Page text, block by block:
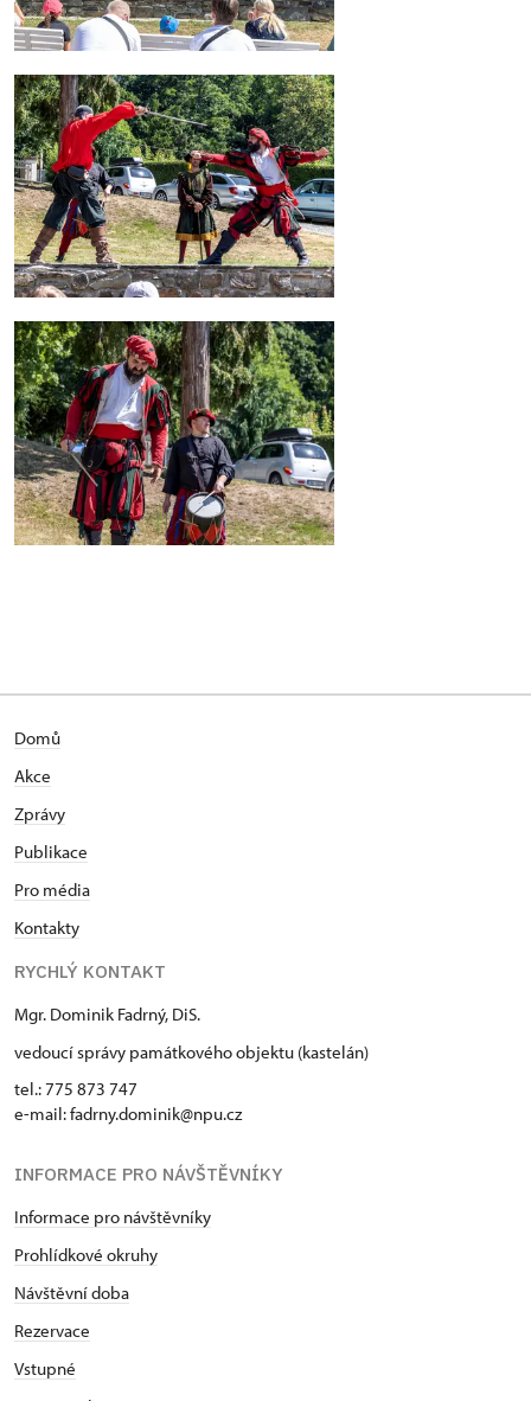
Domů
Akce
Zprávy
Publikace
Pro média
Kontakty
RYCHLÝ KONTAKT
Mgr. Dominik Fadrný, DiS.
vedoucí správy památkového objektu (kastelán)
tel.: 775 873 747
e-mail: fadrny.dominik@npu.cz
INFORMACE PRO NÁVŠTĚVNÍKY
Informace pro návštěvníky
Prohlídkové okruhy
Návštěvní doba
Rezervace
Vstupné